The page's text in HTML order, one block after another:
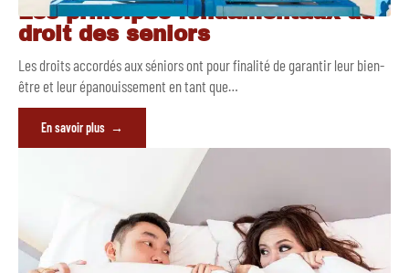
Les principes fondamentaux du
droit des seniors
Les droits accordés aux séniors ont pour finalité de garantir leur bien-
être et leur épanouissement en tant que…
En savoir plus